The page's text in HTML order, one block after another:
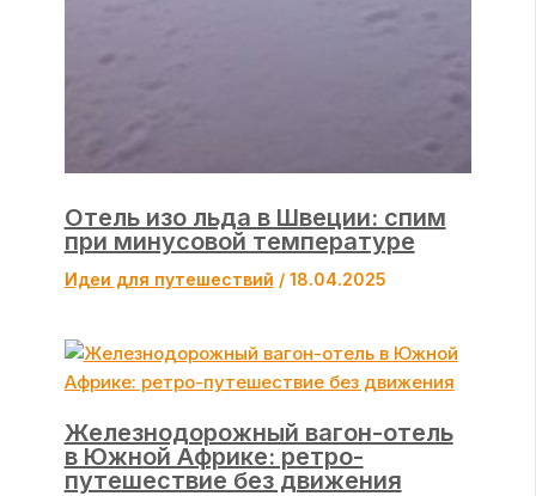
Отель изо льда в Швеции: спим
при минусовой температуре
Идеи для путешествий / 18.04.2025
Железнодорожный вагон-отель
в Южной Африке: ретро-
путешествие без движения